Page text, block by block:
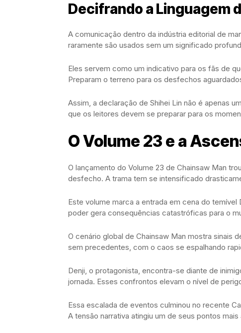
Decifrando a Linguagem
A comunicação dentro da indústria editorial de
raramente são usados sem um significado
Eles servem como um indicativo para os fãs de
Preparam o terreno para os desfechos
Assim, a declaração de Shihei Lin não é apenas
que os leitores devem se preparar para os
O Volume 23 e a
O lançamento do Volume 23 de Chainsaw Man
desfecho. A trama tem se intensificado
Este volume marca a entrada em cena do
poder gera consequências catastróficas para o
O cenário global de Chainsaw Man mostra sinais
sem precedentes, com o caos se espalhando
Denji, o protagonista, encontra-se diante de
jornada. Esses confrontos elevam o nível de
Essa escalada de eventos culminou no recente
A tensão narrativa atingiu um de seus pontos mais